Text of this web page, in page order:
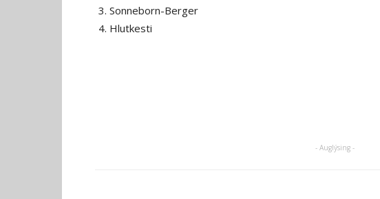
Sonneborn-Berger
Hlutkesti
- Auglýsing -